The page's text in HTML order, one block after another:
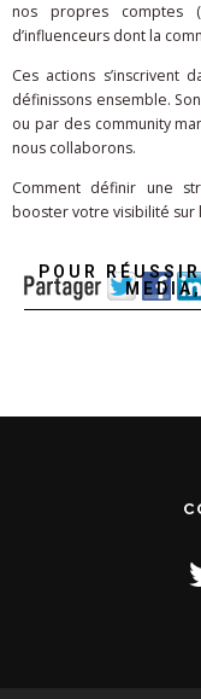
POUR
nos propres comptes
d’influenceurs dont la
Ces actions s’inscrivent
définissons ensemble.
ou par des community
nous collaborons.
Comment définir une
booster votre visibilité sur